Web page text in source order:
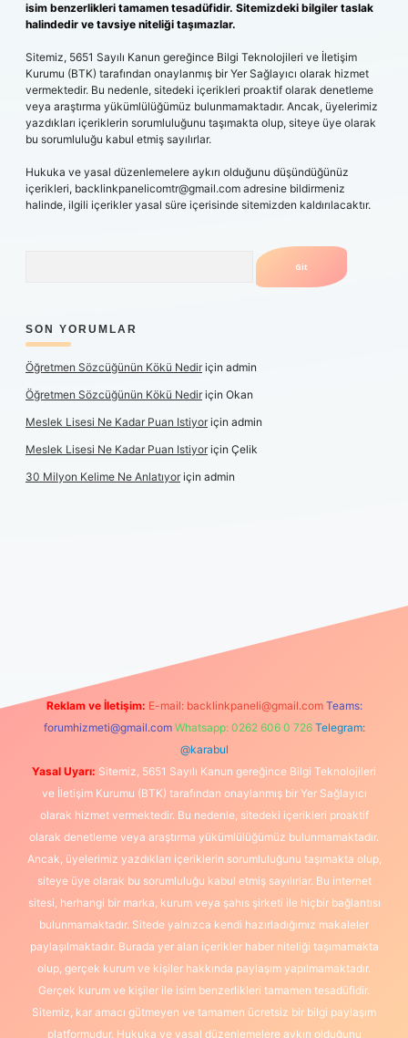
isim benzerlikleri tamamen tesadüfidir. Sitemizdeki bilgiler taslak
halindedir ve tavsiye niteliği taşımazlar.
Sitemiz, 5651 Sayılı Kanun gereğince Bilgi Teknolojileri ve İletişim
Kurumu (BTK) tarafından onaylanmış bir Yer Sağlayıcı olarak hizmet
vermektedir. Bu nedenle, sitedeki içerikleri proaktif olarak denetleme
veya araştırma yükümlülüğümüz bulunmamaktadır. Ancak, üyelerimiz
yazdıkları içeriklerin sorumluluğunu taşımakta olup, siteye üye olarak
bu sorumluluğu kabul etmiş sayılırlar.
Hukuka ve yasal düzenlemelere aykırı olduğunu düşündüğünüz
içerikleri, backlinkpanelicomtr@gmail.com adresine bildirmeniz
halinde, ilgili içerikler yasal süre içerisinde sitemizden kaldırılacaktır.
SON YORUMLAR
Öğretmen Sözcüğünün Kökü Nediriçin admin
Öğretmen Sözcüğünün Kökü Nediriçin Okan
Meslek Lisesi Ne Kadar Puan Istiyoriçin admin
Meslek Lisesi Ne Kadar Puan Istiyoriçin Çelik
30 Milyon Kelime Ne Anlatıyoriçin admin
elexbetgiris.org
Reklam ve İletişim: E-mail: backlinkpaneli@gmail.com Teams:
forumhizmeti@gmail.com Whatsapp: 0262 606 0 726 Telegram:
@karabul
Yasal Uyarı: Sitemiz, 5651 Sayılı Kanun gereğince Bilgi Teknolojileri
ve İletişim Kurumu (BTK) tarafından onaylanmış bir Yer Sağlayıcı
olarak hizmet vermektedir. Bu nedenle, sitedeki içerikleri proaktif
olarak denetleme veya araştırma yükümlülüğümüz bulunmamaktadır.
Ancak, üyelerimiz yazdıkları içeriklerin sorumluluğunu taşımakta olup,
siteye üye olarak bu sorumluluğu kabul etmiş sayılırlar. Bu internet
sitesi, herhangi bir marka, kurum veya şahıs şirketi ile hiçbir bağlantısı
bulunmamaktadır. Sitede yalnızca kendi hazırladığımız makaleler
paylaşılmaktadır. Burada yer alan içerikler haber niteliği taşımamakta
olup, gerçek kurum ve kişiler hakkında paylaşım yapılmamaktadır.
Gerçek kurum ve kişiler ile isim benzerlikleri tamamen tesadüfidir.
Sitemiz, kar amacı gütmeyen ve tamamen ücretsiz bir bilgi paylaşım
platformudur. Hukuka ve yasal düzenlemelere aykırı olduğunu